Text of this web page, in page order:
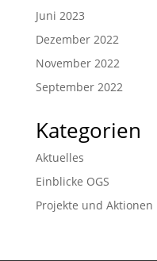
Juni 2023
Dezember 2022
November 2022
September 2022
Kategorien
Aktuelles
Einblicke OGS
Projekte und Aktionen